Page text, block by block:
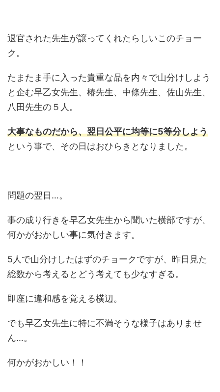
退官された先生が譲ってくれたらしいこのチョー
ク。
たまたま手に入った貴重な品を内々で山分けしよう
と企む早乙女先生、椿先生、中條先生、佐山先生、
八田先生の５人。
大事なものだから、翌日公平に均等に5等分しよう
という事で、その日はおひらきとなりました。
問題の翌日…。
事の成り行きを早乙女先生から聞いた横部ですが、
何かがおかしい事に気付きます。
5人で山分けしたはずのチョークですが、昨日見た
総数から考えるとどう考えても少なすぎる。
即座に違和感を覚える横辺。
でも早乙女先生に特に不満そうな様子はありませ
ん…。
何かがおかしい！！